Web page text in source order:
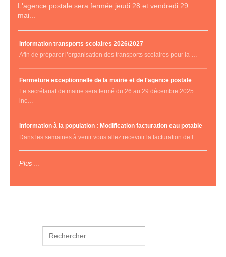
L'agence postale sera fermée jeudi 28 et vendredi 29
mai...
Information transports scolaires 2026/2027
Afin de préparer l’organisation des transports scolaires pour la …
Fermeture exceptionnelle de la mairie et de l'agence postale
Le secrétariat de mairie sera fermé du 26 au 29 décembre 2025
inc…
Information à la population : Modification facturation eau potable
Dans les semaines à venir vous allez recevoir la facturation de l…
Plus ...